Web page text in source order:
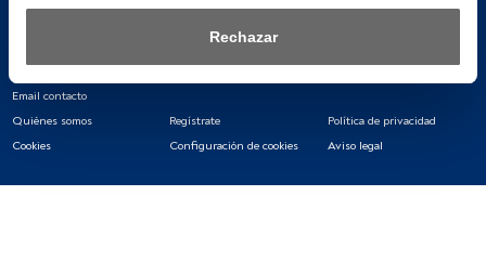
saber más, consulta nuestra política de privacidad.
datos para proporcionar:
activamente las características del dispositivo para su
identificación. Almacenar la información en un dispositivo
Rechazar
Email contacto
Quiénes somos
Regístrate
Política de privacidad
Cookies
Configuración de cookies Aviso legal